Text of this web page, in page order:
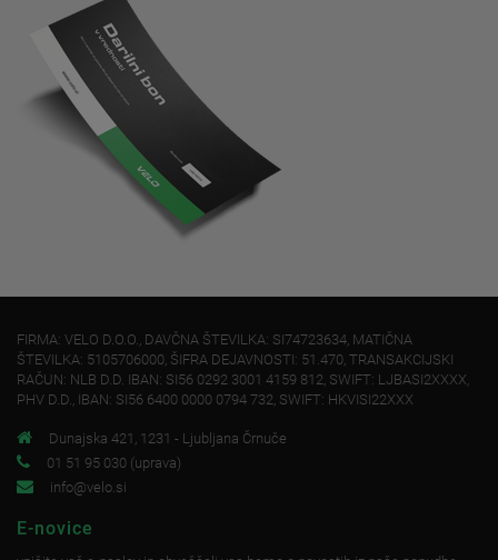
FIRMA: VELO D.O.O., DAVČNA ŠTEVILKA: SI74723634, MATIČNA
ŠTEVILKA: 5105706000, ŠIFRA DEJAVNOSTI: 51.470, TRANSAKCIJSKI
RAČUN: NLB D.D. IBAN: SI56 0292 3001 4159 812, SWIFT: LJBASI2XXXX,
PHV D.D., IBAN: SI56 6400 0000 0794 732, SWIFT: HKVISI22XXX
Dunajska 421, 1231 - Ljubljana Črnuče
01 51 95 030 (uprava)
info@velo.si
E-novice